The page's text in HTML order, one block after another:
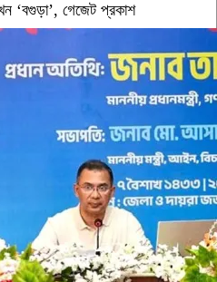
‘বগুড়া’, গেজেট প্রকাশ